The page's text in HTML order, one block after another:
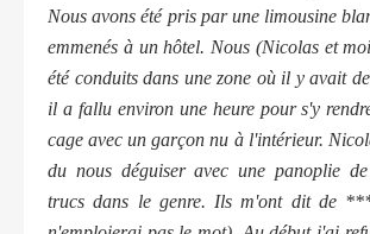
Nous avons été pris par une limousine
emmenés à un hôtel. Nous (Nicolas et
été conduits dans une zone où il y avait
il a fallu environ une heure pour s'y
cage avec un garçon nu à l'intérieur.
du nous déguiser avec une panoplie
trucs dans le genre. Ils m'ont dit de